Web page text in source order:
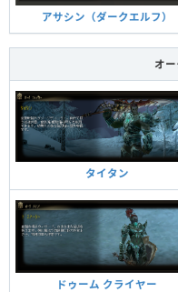
アサシン（ダークエルフ）
オ
タイタン
ドゥーム クライヤー